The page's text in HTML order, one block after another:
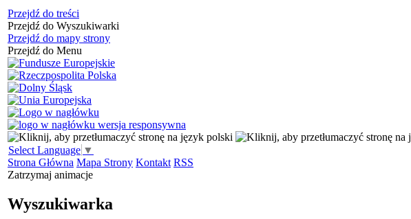
Przejdź do treści
Przejdź do Wyszukiwarki
Przejdź do mapy strony
Przejdź do Menu
Select Language ▼
Strona Główna Mapa Strony Kontakt RSS
Zatrzymaj animacje
Wyszukiwarka